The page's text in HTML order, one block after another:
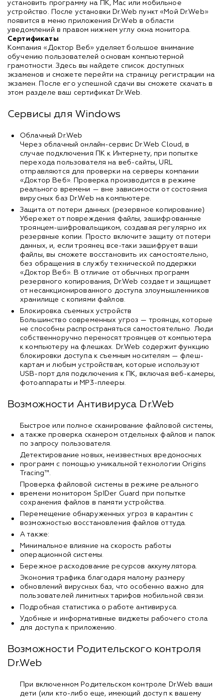
установить программу на ПК, Mac или мобильное
устройство. После установки Dr.Web пункт «Мой Dr.Web»
появится в меню приложения Dr.Web в области
уведомлений в правом нижнем углу окна монитора.
Сертификаты
Компания «Доктор Веб» уделяет большое внимание
обучению пользователей основам компьютерной
грамотности. Здесь вы найдете список доступных
экзаменов и сможете перейти на страницу регистрации на
экзамен. После его успешной сдачи вы сможете скачать в
этом разделе ваш сертификат Dr.Web.
Сервисы для Windows
Облачный Dr.Web
Через облачный онлайн-сервис Dr.Web Cloud, в
случае подключения ПК к Интернету, при попытке
перехода пользователя на веб-сайты, URL
отправляются для проверки на серверы компании
«Доктор Веб». Проверка производится в режиме
реального времени — вне зависимости от состояния
вирусных баз Dr.Web на компьютере.
Защита от потери данных (резервное копирование)
Убережет от повреждения файлы, зашифрованные
троянцем-шифровальщиком, создавая регулярно их
резервные копии. Просто включите защиту от потери
данных, и, если троянец все-таки зашифрует ваши
файлы, вы сможете восстановить их самостоятельно,
без обращения в службу технической поддержки
«Доктор Веб». В отличие от обычных программ
резервного копирования, Dr.Web создает и защищает
от несанкционированного доступа злоумышленников
хранилище с копиями файлов.
Блокировка съемных устройств
Большинство современных угроз — троянцы, которые
не способны распространяться самостоятельно. Люди
собственноручно переносят троянцев от компьютера
к компьютеру на флешках. Dr.Web содержит функцию
блокировки доступа к съемным носителям — флеш-
картам и любым устройствам, которые используют
USB-порт для подключения к ПК, включая веб-камеры,
фотоаппараты и MP3-плееры.
Возможности Антивируса Dr.Web
Быстрое или полное сканирование файловой системы,
а также проверка сканером отдельных файлов и папок
по запросу пользователя.
Детектирование новых, неизвестных вредоносных
программ с помощью уникальной технологии Origins
Tracing™.
Проверка файловой системы в режиме реального
времени монитором SpIDer Guard при попытке
сохранения файлов в памяти устройства.
Перемещение обнаруженных угроз в карантин с
возможностью восстановления файлов оттуда.
А также:
Минимальное влияние на скорость работы
операционной системы.
Бережное расходование ресурсов аккумулятора.
Экономия трафика благодаря малому размеру
обновлений вирусных баз, что особенно важно для
пользователей лимитных тарифов мобильной связи.
Подробная статистика о работе антивируса.
Удобные и информативные виджеты рабочего стола
для доступа к приложению.
Возможности Родительского контроля
Dr.Web
При включенном Родительском контроле Dr.Web ваши
дети (или кто-либо еще, имеющий доступ к вашему